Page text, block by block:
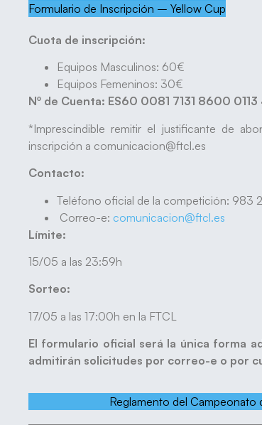
Formulario de Inscripción – Yellow Cup
Cuota de inscripción:
Equipos Masculinos: 60€
Equipos Femeninos: 30€
Nº de Cuenta: ES60 0081 7131 8600
*Imprescindible remitir el justificante de
inscripción a comunicacion@ftcl.es
Contacto:
Teléfono oficial de la competición: 983
Correo-e: comunicacion@ftcl.es
Límite:
15/05 a las 23:59h
Sorteo:
17/05 a las 17:00h en la FTCL
El formulario oficial será la única forma
admitirán solicitudes por correo-e o por
Reglamento del Campeonato